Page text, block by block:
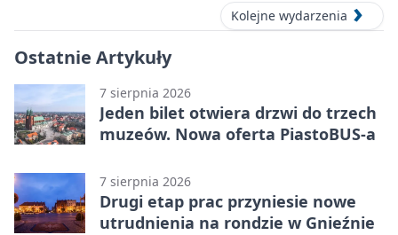
Kolejne wydarzenia
Ostatnie Artykuły
7 sierpnia 2026
Jeden bilet otwiera drzwi do trzech
muzeów. Nowa oferta PiastoBUS-a
7 sierpnia 2026
Drugi etap prac przyniesie nowe
utrudnienia na rondzie w Gnieźnie